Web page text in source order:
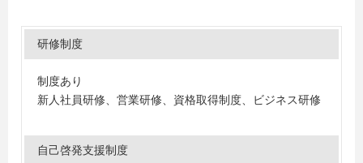
研修制度
制度あり
新人社員研修、営業研修、資格取得制度、ビジネス研修
自己啓発支援制度